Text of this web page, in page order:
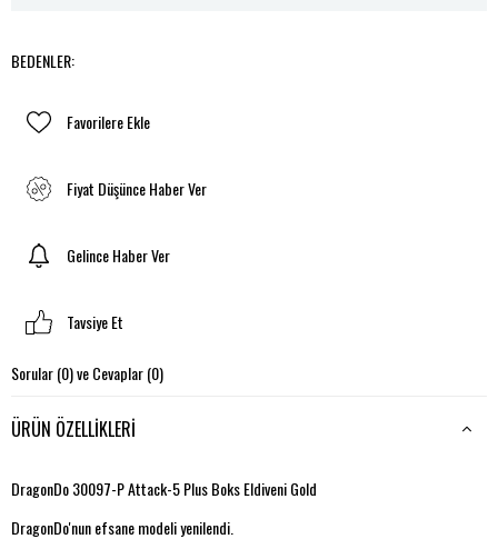
BEDENLER:
Favorilere Ekle
Fiyat Düşünce Haber Ver
Gelince Haber Ver
Tavsiye Et
Sorular (0) ve Cevaplar (0)
ÜRÜN ÖZELLIKLERI
DragonDo 30097-P Attack-5 Plus Boks Eldiveni Gold
DragonDo'nun efsane modeli yenilendi.